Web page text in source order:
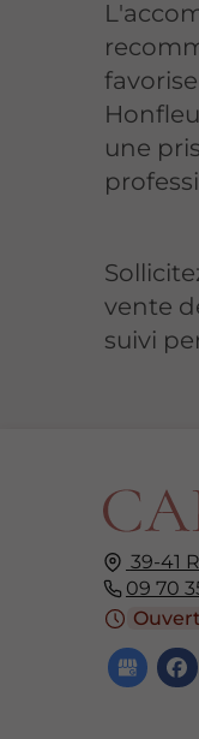
une
vente
suivi
39-41
09 70
Ouvert